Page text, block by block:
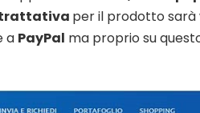
per il prodotto sarà
a PayPal ma proprio su